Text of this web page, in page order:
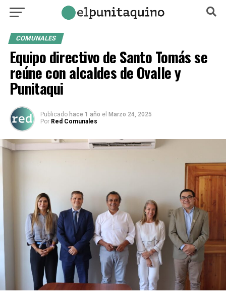
COMUNALES
Equipo directivo de Santo Tomás se
reúne con alcaldes de Ovalle y
Punitaqui
Publicado hace 1 año el Marzo 24, 2025
Por Red Comunales